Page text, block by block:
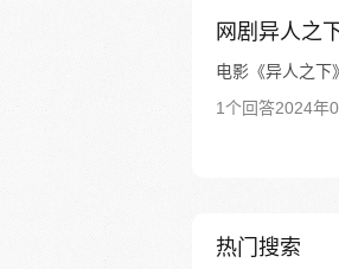
网剧异人之
电影《异人之下
1个回答2024年
热门搜索